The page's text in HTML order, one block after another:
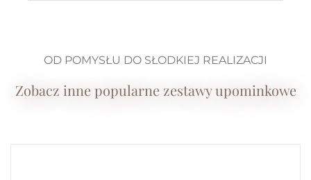
OD POMYSŁU DO SŁODKIEJ REALIZACJI
Zobacz inne popularne zestawy upominkowe